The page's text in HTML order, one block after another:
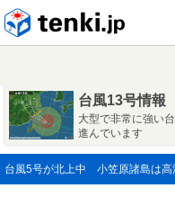
台風13号情報
大型で非常に強い
進んでいます
台風5号が北上中 小笠原諸島は